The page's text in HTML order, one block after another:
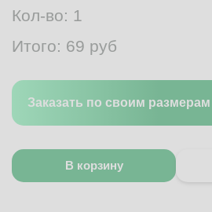
Кол-во: 1
Итого: 69 руб
Заказать по своим размерам
В корзину